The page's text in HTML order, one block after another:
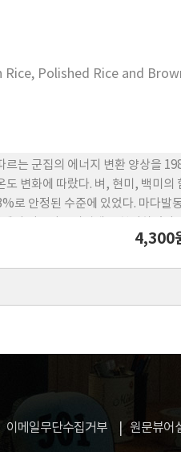
Polished Rice and
는 군집의 에너지 변환 양상을
변화에 따랐다. 벼, 현미, 백미의
Howard와 거짓쌀도둑의 우
의 약화는 벼와 백미의 경우에는
량은 현미, 백미 및 벼에서 공히 증
4,300
이메일무단수집거부 원문뷰어